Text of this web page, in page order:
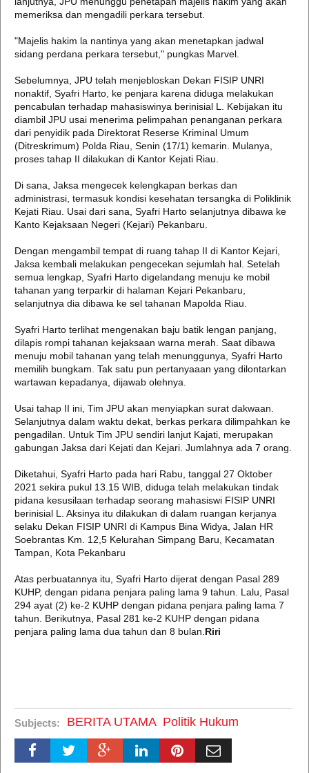
memeriksa dan mengadili perkara tersebut.
"Majelis hakim la nantinya yang akan menetapkan jadwal
sidang perdana perkara tersebut," pungkas Marvel.
Sebelumnya, JPU telah menjebloskan Dekan FISIP UNRI
nonaktif, Syafri Harto, ke penjara karena diduga melakukan
pencabulan terhadap mahasiswinya berinisial L. Kebijakan itu
diambil JPU usai menerima pelimpahan penanganan perkara
dari penyidik pada Direktorat Reserse Kriminal Umum
(Ditreskrimum) Polda Riau, Senin (17/1) kemarin. Mulanya,
proses tahap II dilakukan di Kantor Kejati Riau.
Di sana, Jaksa mengecek kelengkapan berkas dan
administrasi, termasuk kondisi kesehatan tersangka di Poliklinik
Kejati Riau. Usai dari sana, Syafri Harto selanjutnya dibawa ke
Kanto Kejaksaan Negeri (Kejari) Pekanbaru.
Dengan mengambil tempat di ruang tahap II di Kantor Kejari,
Jaksa kembali melakukan pengecekan sejumlah hal. Setelah
semua lengkap, Syafri Harto digelandang menuju ke mobil
tahanan yang terparkir di halaman Kejari Pekanbaru,
selanjutnya dia dibawa ke sel tahanan Mapolda Riau.
Syafri Harto terlihat mengenakan baju batik lengan panjang,
dilapis rompi tahanan kejaksaan warna merah. Saat dibawa
menuju mobil tahanan yang telah menunggunya, Syafri Harto
memilih bungkam. Tak satu pun pertanyaaan yang dilontarkan
wartawan kepadanya, dijawab olehnya.
Usai tahap II ini, Tim JPU akan menyiapkan surat dakwaan.
Selanjutnya dalam waktu dekat, berkas perkara dilimpahkan ke
pengadilan. Untuk Tim JPU sendiri lanjut Kajati, merupakan
gabungan Jaksa dari Kejati dan Kejari. Jumlahnya ada 7 orang.
Diketahui, Syafri Harto pada hari Rabu, tanggal 27 Oktober
2021 sekira pukul 13.15 WIB, diduga telah melakukan tindak
pidana kesusilaan terhadap seorang mahasiswi FISIP UNRI
berinisial L. Aksinya itu dilakukan di dalam ruangan kerjanya
selaku Dekan FISIP UNRI di Kampus Bina Widya, Jalan HR
Soebrantas Km. 12,5 Kelurahan Simpang Baru, Kecamatan
Tampan, Kota Pekanbaru
Atas perbuatannya itu, Syafri Harto dijerat dengan Pasal 289
KUHP, dengan pidana penjara paling lama 9 tahun. Lalu, Pasal
294 ayat (2) ke-2 KUHP dengan pidana penjara paling lama 7
tahun. Berikutnya, Pasal 281 ke-2 KUHP dengan pidana
penjara paling lama dua tahun dan 8 bulan. Riri
Subjects: BERITA UTAMA Politik Hukum